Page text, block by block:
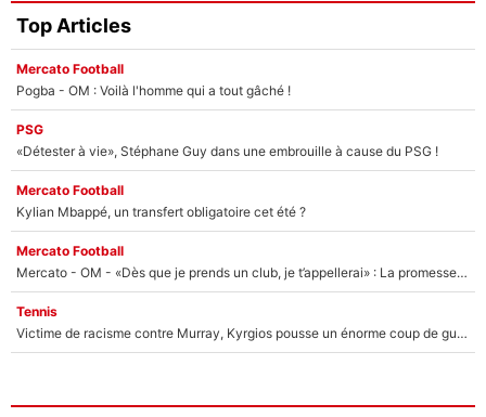
Top Articles
Mercato Football
Pogba - OM : Voilà l'homme qui a tout gâché !
PSG
«Détester à vie», Stéphane Guy dans une embrouille à cause du PSG !
Mercato Football
Kylian Mbappé, un transfert obligatoire cet été ?
Mercato Football
Mercato - OM - «Dès que je prends un club, je t’appellerai» : La promesse de Marcelino au moment de claquer la porte
Tennis
Victime de racisme contre Murray, Kyrgios pousse un énorme coup de gueule !